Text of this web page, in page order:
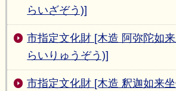
らいざぞう)]
市指定文化財 [木造 阿弥陀如
らいりゅうぞう)]
市指定文化財 [木造 釈迦如来